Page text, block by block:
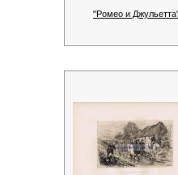
"Ромео и